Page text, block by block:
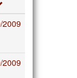
2009
2009